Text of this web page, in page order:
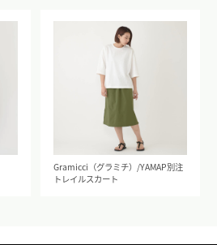
Gramicci（グラミチ）/YAMAP別注
トレイルスカート